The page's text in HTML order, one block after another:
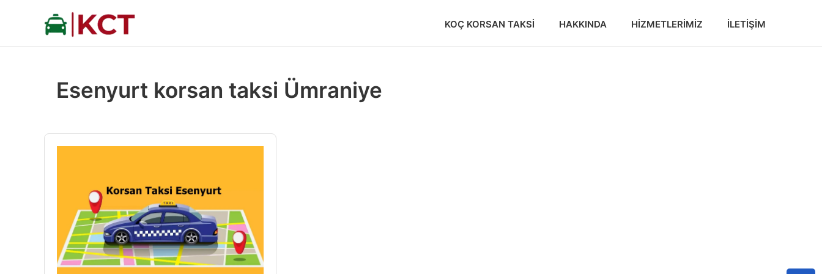
KOÇ KORSAN TAKSI HAKKINDA HIZMETLERIMIZ İLETIŞIM
Esenyurt korsan taksi Ümraniye